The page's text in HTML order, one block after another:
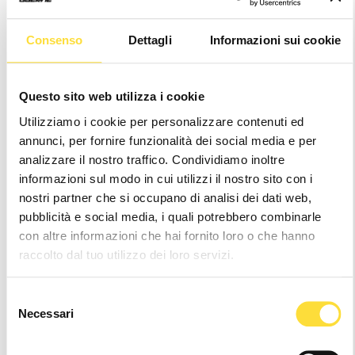
Consenso Dettagli Informazioni sui cookie
Questo sito web utilizza i cookie
Utilizziamo i cookie per personalizzare contenuti ed
annunci, per fornire funzionalità dei social media e per
analizzare il nostro traffico. Condividiamo inoltre
informazioni sul modo in cui utilizzi il nostro sito con i
nostri partner che si occupano di analisi dei dati web,
pubblicità e social media, i quali potrebbero combinarle
con altre informazioni che hai fornito loro o che hanno
raccolto dal tuo utilizzo dei loro servizi.
delNecessari
G-MONOGRAM SOCKS
RED-RED
£29.90
G-MONOGRAM SOCKS
SAND
£29.90